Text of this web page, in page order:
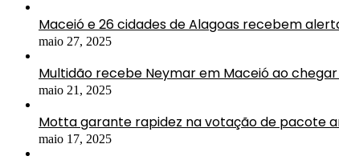
Maceió e 26 cidades de Alagoas recebem
maio 27, 2025
Multidão recebe Neymar em Maceió ao
maio 21, 2025
Motta garante rapidez na votação de pacote
maio 17, 2025